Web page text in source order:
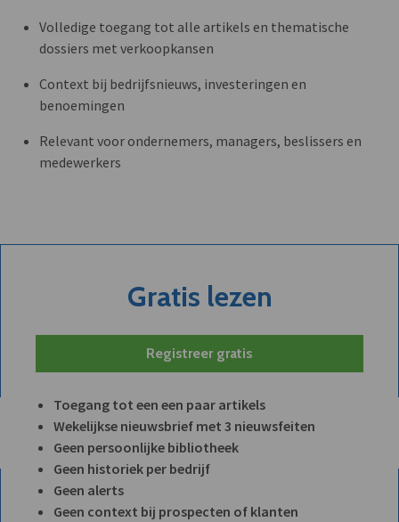
Volledige toegang tot alle artikels en thematische
dossiers met verkoopkansen
Context bij bedrijfsnieuws, investeringen en
benoemingen
Relevant voor ondernemers, managers, beslissers en
medewerkers
Gratis lezen
Registreer gratis
Toegang tot een een paar artikels
Wekelijkse nieuwsbrief met 3 nieuwsfeiten
Geen persoonlijke bibliotheek
Geen historiek per bedrijf
Geen alerts
Geen context bij prospecten of klanten